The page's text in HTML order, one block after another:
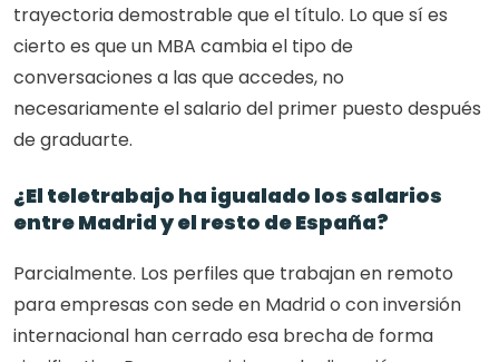
trayectoria demostrable que el título. Lo que sí es
cierto es que un MBA cambia el tipo de
conversaciones a las que accedes, no
necesariamente el salario del primer puesto después
de graduarte.
¿El teletrabajo ha igualado los salarios
entre Madrid y el resto de España?
Parcialmente. Los perfiles que trabajan en remoto
para empresas con sede en Madrid o con inversión
internacional han cerrado esa brecha de forma